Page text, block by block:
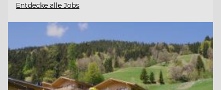
Entdecke alle Jobs